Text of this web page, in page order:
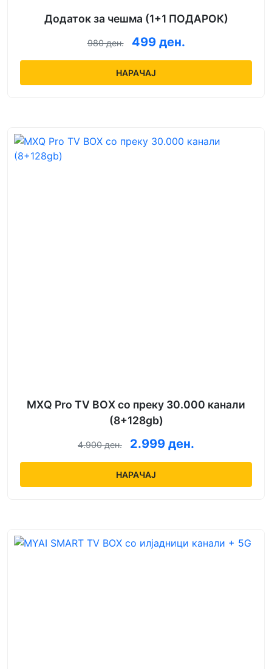
Додаток за чешма (1+1 ПОДАРОК)
980 ден. 499 ден.
НАРАЧАЈ
MXQ Pro TV BOX со преку 30.000 канали
(8+128gb)
4.900 ден. 2.999 ден.
НАРАЧАЈ